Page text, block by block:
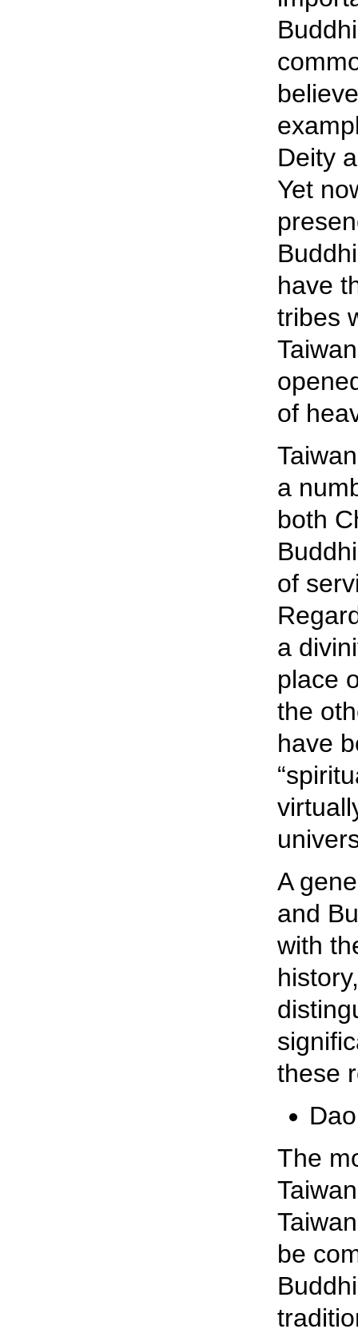
Deity
Yet
have
tribes
of
a
both
of
a
place
the
have
A
and
with
these
The
be